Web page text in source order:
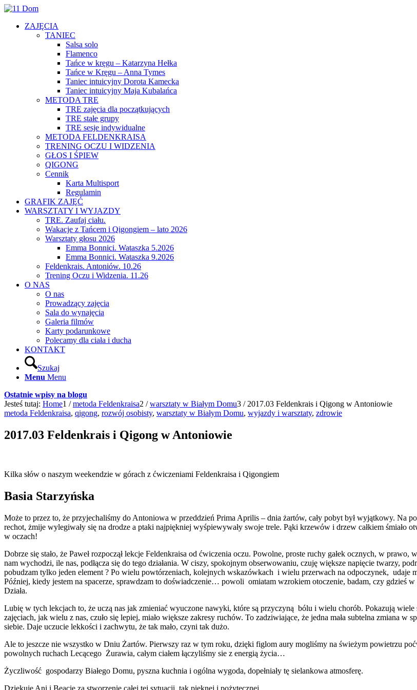
ZAJĘCIA
TANIEC
Salsa solo
Flamenco
Tańce w kręgu – Katarzyna Hełka
Tańce w Kręgu – Anna Tymes
Taniec intuicyjny Dorota Kamecka
Taniec intuicyjny Maja Kubalańca
METODA TRE
TRE zajęcia dla początkujących
TRE stałe grupy
TRE sesje indywidualne
METODA FELDENKRAISA
TRENING OCZU I WIDZENIA
GŁOS I ŚPIEW
QIGONG
Cennik
Karta Multisport
Regulamin
GRAFIK ZAJĘĆ
WARSZTATY I WYJAZDY
TRE. Zaufaj ciału.
Wakacje z Tańcem i Qigongiem – lato 2026
Warsztaty głosu 2026
Emma Bonnici. Wataszka 5.2026
Emma Bonnici. Wataszka 9.2026
Feldenkrais. Antoniów. 10.26
Trening Oczu i Widzenia. 11.26
O NAS
O nas
Prowadzący zajęcia
Sala do wynajęcia
Galeria filmów
Karty podarunkowe
Polecamy dla ciała i ducha
KONTAKT
Szukaj
Menu Menu
Ostatnie wpisy na blogu
Jesteś tutaj: Home1 / metoda Feldenkraisa2 / warsztaty w Białym Domu3 / 2017.03 Feldenkrais i Qigong w Antoniowie
metoda Feldenkraisa, qigong, rozwój osobisty, warsztaty w Białym Domu, wyjazdy i warsztaty, zdrowie
2017.03 Feldenkrais i Qigong w Antoniowie
Kilka słów o naszym weekendzie w górach z ćwiczeniami Feldenkraisa i Qigongiem
Basia Starzyńska
Może to przez to, że przyjechaliśmy do Antoniowa w przeddzień Prima Aprilis – dnia żartów, cały pobyt był wyjątkowy. Na
rechot, żmije wylegiwały się na drodze a ptaki najpiękniej wyśpiewywały swoje trele. Pąki krzewów i drzew całkiem śmiało
w oczach!
Dobrze się stało, że Paweł rozpoczął lekcje Feldenkraisa od ćwiczenia oczu. Powolne, proste ruchy gałek ocznych, w
nam wychodzi, ile nas, podłącza się do tego działania. W ciszy, spokojnym obserwowaniu, czuję większe napięcie twarzy,
pobudzam tylko jeden element ? Po wielu powtórzeniach, kolejnych wskazówkach i wielu przerwach na odpoczynek, udaje
Później, kiedy jestem na spacerze, sprawdzam to doświadczenie… powoli omiatam wzrokiem otoczenie, badam, czy gdzieś
Działa.
Lubię w tych lekcjach to, że uczą nas jak zmieniać wyuczone nawyki, które są przyczyną bólu i wielu chorób. Pokazują
zajęciach, jak wielu z nas, czuło się lepiej, miało większe zakresy ruchów. To zadziwiające, że jedna mała subtelna zmiana w
siebie. Daje uczucie lekkości i zachwytu, że tak mało, czyni tak dużo.
Ale to jeszcze nie wszystko w Dniu Żartów. Pierwszy raz w tym roku, dzięki figlom aury mogliśmy na świeżym powietrzu
powolnych ruchach Lecącego Żurawia, całym ciałem łączyliśmy sie z energią życia…
Życzliwość gospodarzy Białego Domu, pyszna kuchnia i ogólna wygoda, dopełniały tę sielankowa atmosferę.
Dziękuję Ani i Beacie za stworzenie całej tej sytuacji, tak pięknej i pożytecznej.